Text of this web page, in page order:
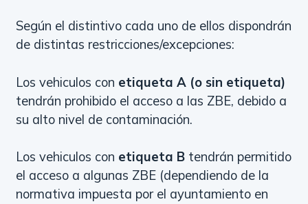
Según el distintivo cada uno de ellos dispondrán
de distintas restricciones/excepciones:
Los vehiculos con etiqueta A (o sin etiqueta)
tendrán prohibido el acceso a las ZBE, debido a
su alto nivel de contaminación.
Los vehiculos con etiqueta Btendrán permitido
el acceso a algunas ZBE (dependiendo de la
normativa impuesta por el ayuntamiento en